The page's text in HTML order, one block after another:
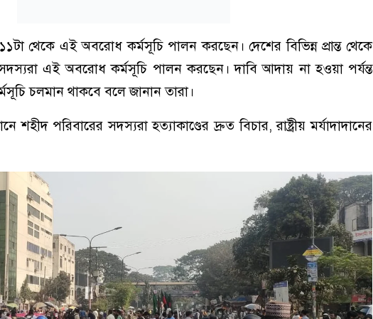
থেকে এই অবরোধ কর্মসূচি পালন করছেন। দেশের বিভিন্ন প্রান্ত থেকে
এই অবরোধ কর্মসূচি পালন করছেন। দাবি আদায় না হওয়া পর্যন্ত
চলমান থাকবে বলে জানান তারা।
পরিবারের সদস্যরা হত্যাকাণ্ডের দ্রুত বিচার, রাষ্ট্রীয় মর্যাদাদানের